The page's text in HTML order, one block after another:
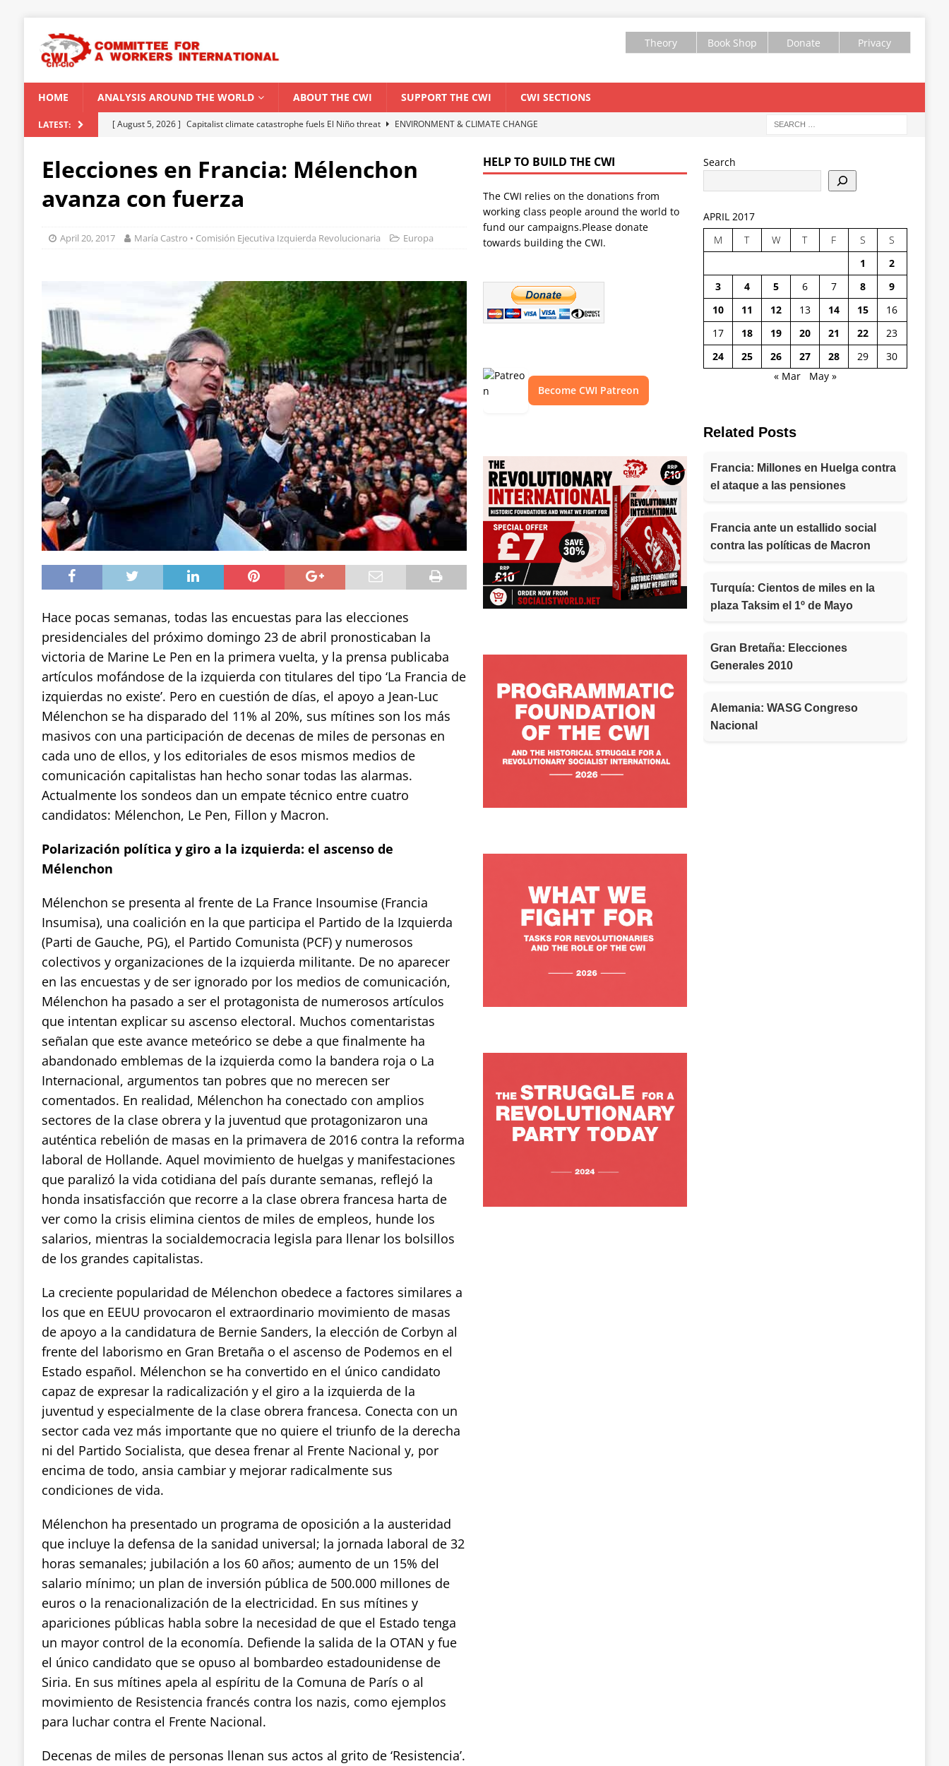
Theory Book Shop Donate Privacy
HOME ANALYSIS AROUND THE WORLD ABOUT THE CWI SUPPORT THE CWI CWI SECTIONS
LATEST: [ August 5, 2026 ] Capitalist climate catastrophe fuels El Niño threat
ENVIRONMENT & CLIMATE CHANGE
Modi Regime
INDIA
[ July 31, 2026 ] World capitalist economy in peril
[ August 6, 2026 ] CWI Summer School 2026 – a vibrant forum for Marxist discussion and debate
CWI SUMMER SCHOOL
Elecciones en Francia: Mélenchon
avanza con fuerza
April 20, 2017 María Castro • Comisión Ejecutiva Izquierda Revolucionaria Europa
Hace pocas semanas, todas las encuestas para las elecciones
presidenciales del próximo domingo 23 de abril pronosticaban la
victoria de Marine Le Pen en la primera vuelta, y la prensa publicaba
artículos mofándose de la izquierda con titulares del tipo ‘La Francia de
izquierdas no existe’. Pero en cuestión de días, el apoyo a Jean-Luc
Mélenchon se ha disparado del 11% al 20%, sus mítines son los más
masivos con una participación de decenas de miles de personas en
cada uno de ellos, y los editoriales de esos mismos medios de
comunicación capitalistas han hecho sonar todas las alarmas.
Actualmente los sondeos dan un empate técnico entre cuatro
candidatos: Mélenchon, Le Pen, Fillon y Macron.
Polarización política y giro a la izquierda: el ascenso de
Mélenchon
Mélenchon se presenta al frente de La France Insoumise (Francia
Insumisa), una coalición en la que participa el Partido de la Izquierda
(Parti de Gauche, PG), el Partido Comunista (PCF) y numerosos
colectivos y organizaciones de la izquierda militante. De no aparecer
en las encuestas y de ser ignorado por los medios de comunicación,
Mélenchon ha pasado a ser el protagonista de numerosos artículos
que intentan explicar su ascenso electoral. Muchos comentaristas
señalan que este avance meteórico se debe a que finalmente ha
abandonado emblemas de la izquierda como la bandera roja o La
Internacional, argumentos tan pobres que no merecen ser
comentados. En realidad, Mélenchon ha conectado con amplios
sectores de la clase obrera y la juventud que protagonizaron una
auténtica rebelión de masas en la primavera de 2016 contra la reforma
laboral de Hollande. Aquel movimiento de huelgas y manifestaciones
que paralizó la vida cotidiana del país durante semanas, reflejó la
honda insatisfacción que recorre a la clase obrera francesa harta de
ver como la crisis elimina cientos de miles de empleos, hunde los
salarios, mientras la socialdemocracia legisla para llenar los bolsillos
de los grandes capitalistas.
La creciente popularidad de Mélenchon obedece a factores similares a
los que en EEUU provocaron el extraordinario movimiento de masas
de apoyo a la candidatura de Bernie Sanders, la elección de Corbyn al
frente del laborismo en Gran Bretaña o el ascenso de Podemos en el
Estado español. Mélenchon se ha convertido en el único candidato
capaz de expresar la radicalización y el giro a la izquierda de la
juventud y especialmente de la clase obrera francesa. Conecta con un
sector cada vez más importante que no quiere el triunfo de la derecha
ni del Partido Socialista, que desea frenar al Frente Nacional y, por
encima de todo, ansia cambiar y mejorar radicalmente sus
condiciones de vida.
Mélenchon ha presentado un programa de oposición a la austeridad
que incluye la defensa de la sanidad universal; la jornada laboral de 32
horas semanales; jubilación a los 60 años; aumento de un 15% del
salario mínimo; un plan de inversión pública de 500.000 millones de
euros o la renacionalización de la electricidad. En sus mítines y
apariciones públicas habla sobre la necesidad de que el Estado tenga
un mayor control de la economía. Defiende la salida de la OTAN y fue
el único candidato que se opuso al bombardeo estadounidense de
Siria. En sus mítines apela al espíritu de la Comuna de París o al
movimiento de Resistencia francés contra los nazis, como ejemplos
para luchar contra el Frente Nacional.
Decenas de miles de personas llenan sus actos al grito de ‘Resistencia’.
HELP TO BUILD THE CWI
The CWI relies on the donations from
working class people around the world to
fund our campaigns.Please donate
towards building the CWI.
Become CWI Patreon
Search
APRIL 2017
M
T W T F S
S
1
2
3
4 5 6 7 8
9
10
11 12 13 14 15
16
17
18 19 20 21 22
23
24
25 26 27 28 29
30
« Mar
May »
Related Posts
Francia: Millones en Huelga contra
el ataque a las pensiones
Francia ante un estallido social
contra las políticas de Macron
Turquía: Cientos de miles en la
plaza Taksim el 1º de Mayo
Gran Bretaña: Elecciones
Generales 2010
Alemania: WASG Congreso
Nacional